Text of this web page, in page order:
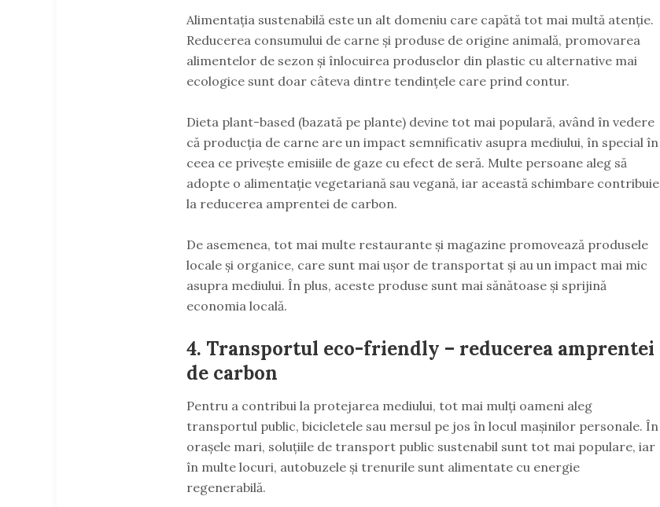
Alimentația sustenabilă este un alt domeniu care capătă tot mai multă atenție.
Reducerea consumului de carne și produse de origine animală, promovarea
alimentelor de sezon și înlocuirea produselor din plastic cu alternative mai
ecologice sunt doar câteva dintre tendințele care prind contur.
Dieta plant-based (bazată pe plante) devine tot mai populară, având în vedere
că producția de carne are un impact semnificativ asupra mediului, în special în
ceea ce privește emisiile de gaze cu efect de seră. Multe persoane aleg să
adopte o alimentație vegetariană sau vegană, iar această schimbare contribuie
la reducerea amprentei de carbon.
De asemenea, tot mai multe restaurante și magazine promovează produsele
locale și organice, care sunt mai ușor de transportat și au un impact mai mic
asupra mediului. În plus, aceste produse sunt mai sănătoase și sprijină
economia locală.
4. Transportul eco-friendly – reducerea amprentei
de carbon
Pentru a contribui la protejarea mediului, tot mai mulți oameni aleg
transportul public, bicicletele sau mersul pe jos în locul mașinilor personale. În
orașele mari, soluțiile de transport public sustenabil sunt tot mai populare, iar
în multe locuri, autobuzele și trenurile sunt alimentate cu energie
regenerabilă.